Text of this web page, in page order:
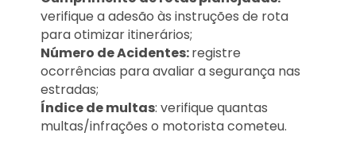
verifique a adesão às instruções de rota
para otimizar itinerários;
Número de Acidentes:registre
ocorrências para avaliar a segurança nas
estradas;
Índice de multas: verifique quantas
multas/infrações o motorista cometeu.